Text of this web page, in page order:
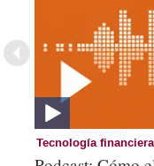
Tecnología financiera